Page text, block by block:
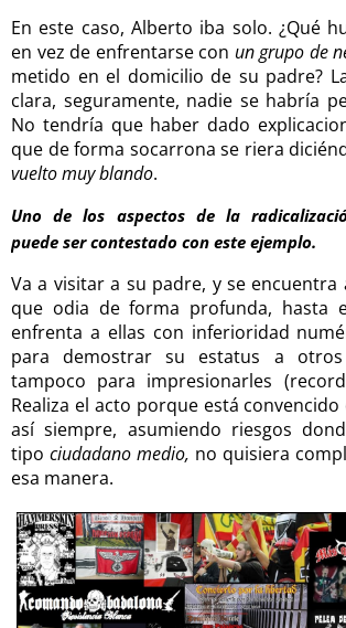
En este caso, Alberto iba solo. ¿Qué
en vez de enfrentarse con un grupo de
metido en el domicilio de su padre?
clara, seguramente, nadie se habría
No tendría que haber dado
que de forma socarrona se riera
vuelto muy blando.
Uno de los aspectos de la
puede ser contestado con este ejemplo.
Va a visitar a su padre, y se encuentra
que odia de forma profunda, hasta
enfrenta a ellas con inferioridad
para demostrar su estatus a otros
tampoco para impresionarles
Realiza el acto porque está
así siempre, asumiendo riesgos
tipo ciudadano medio, no quisiera
esa manera.